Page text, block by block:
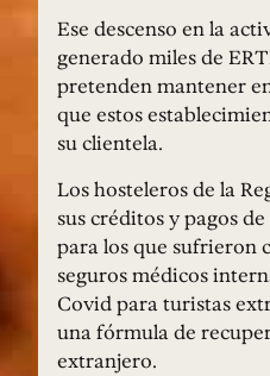
Ese descenso en la
generado miles de
pretenden mantener
que estos
su clientela.
Los hosteleros de la
sus créditos y pagos
para los que sufrieron
seguros médicos
Covid para turistas
una fórmula de
extranjero.